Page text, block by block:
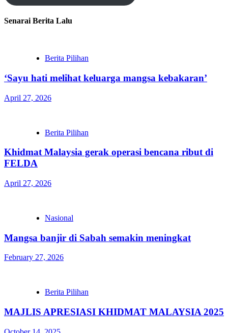
Senarai Berita Lalu
Berita Pilihan
‘Sayu hati melihat keluarga mangsa kebakaran’
April 27, 2026
Berita Pilihan
Khidmat Malaysia gerak operasi bencana ribut di
FELDA
April 27, 2026
Nasional
Mangsa banjir di Sabah semakin meningkat
February 27, 2026
Berita Pilihan
MAJLIS APRESIASI KHIDMAT MALAYSIA 2025